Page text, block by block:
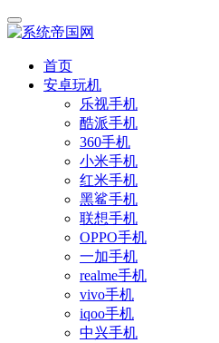
首页
安卓玩机
乐视手机
酷派手机
360手机
小米手机
红米手机
黑鲨手机
联想手机
OPPO手机
一加手机
realme手机
vivo手机
iqoo手机
中兴手机